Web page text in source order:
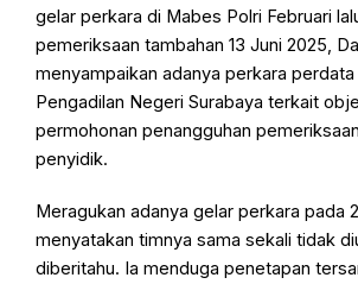
gelar perkara di Mabes Polri Februari
pemeriksaan tambahan 13 Juni 2025,
menyampaikan adanya perkara
Pengadilan Negeri Surabaya terkait
permohonan penangguhan
penyidik.
Meragukan adanya gelar perkara pada
menyatakan timnya sama sekali tidak
diberitahu. Ia menduga penetapan